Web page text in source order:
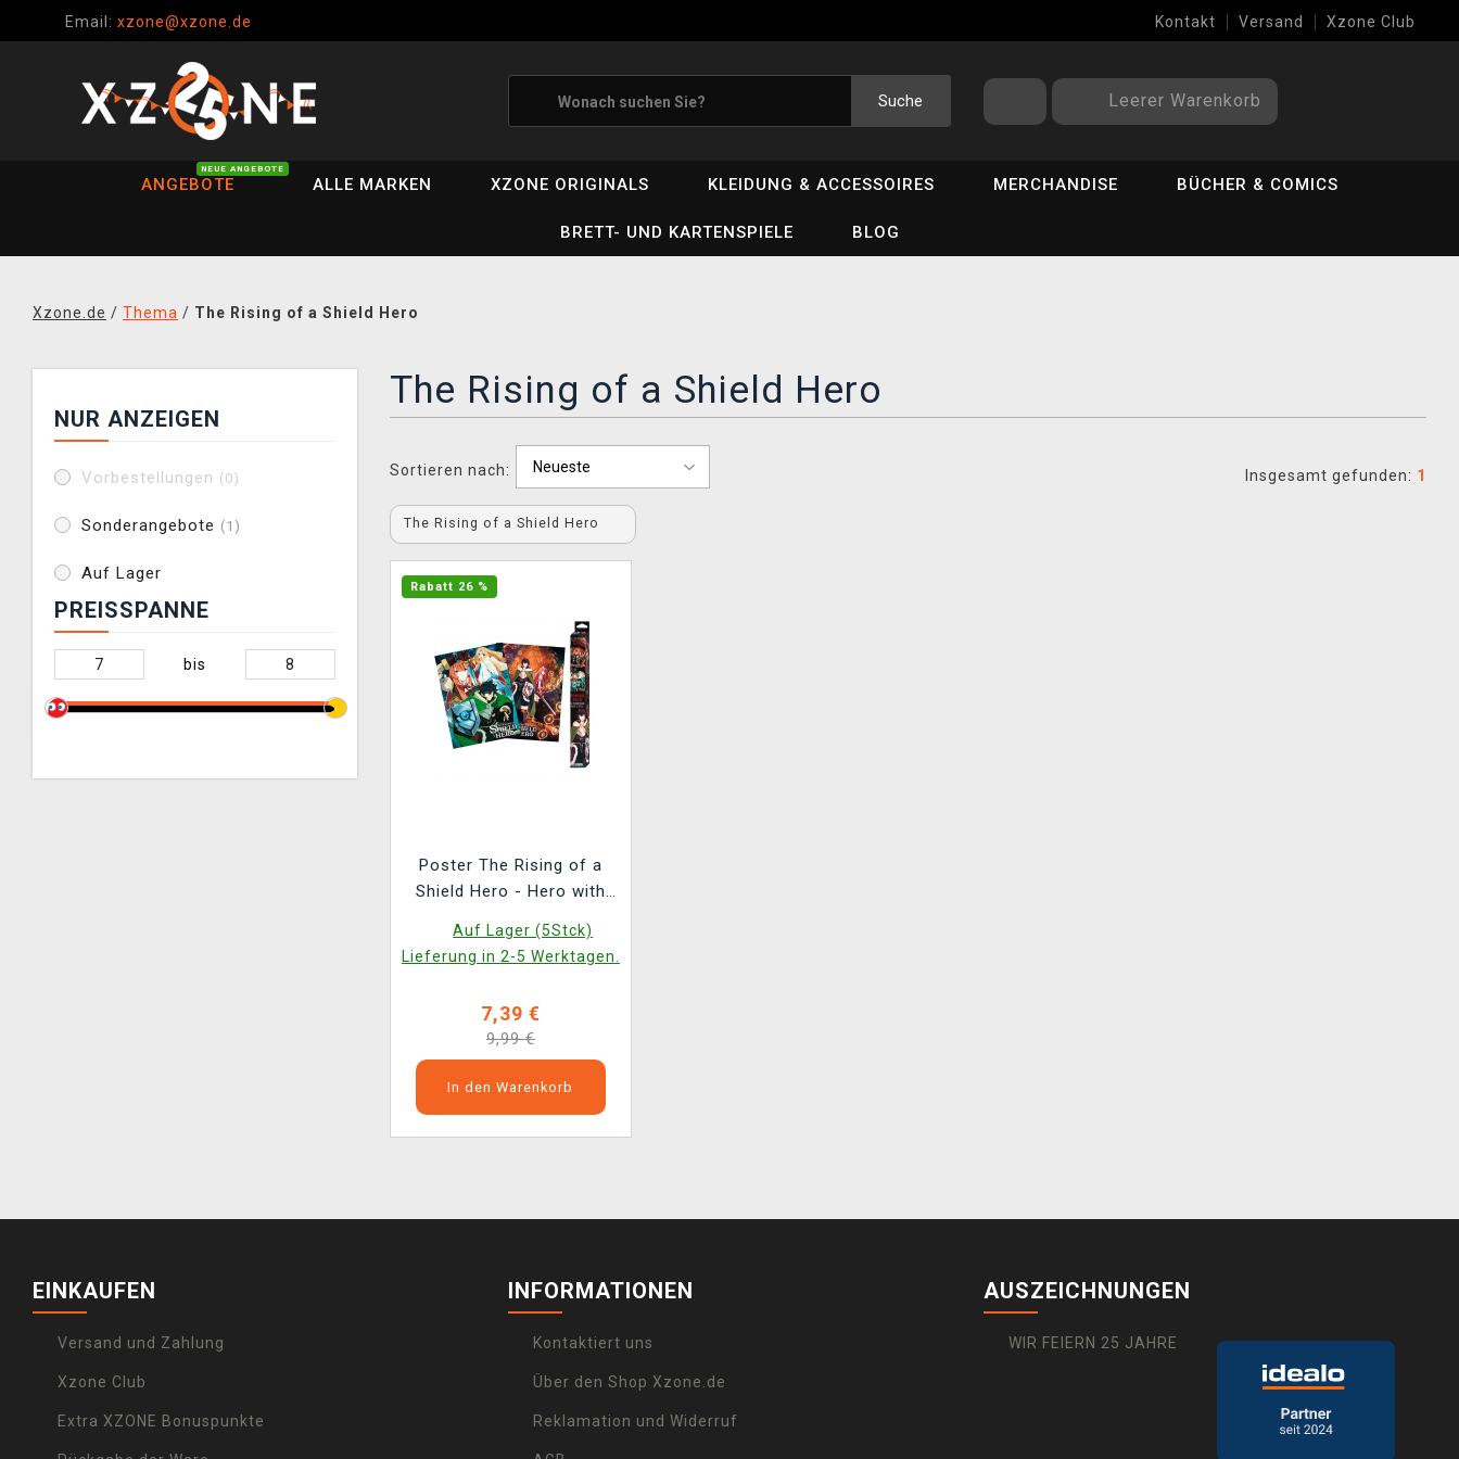
Email: xzone@xzone.de Kontakt Versand Xzone Club
Suche Leerer Warenkorb
ANGEBOTE
NEUE ANGEBOTE
ALLE MARKEN XZONE ORIGINALS KLEIDUNG & ACCESSOIRES MERCHANDISE BÜCHER & COMICS
BRETT- UND KARTENSPIELE BLOG
Xzone.de / Thema / The Rising of a Shield Hero
NUR ANZEIGEN
Vorbestellungen (0)
Sonderangebote (1)
Auf Lager
PREISSPANNE
bis
The Rising of a Shield Hero
Sortieren nach: Insgesamt gefunden: 1
The Rising of a Shield Hero
Rabatt 26 %
Poster The Rising of a
Shield Hero - Hero with
Auf Lager (5Stck)
Lieferung in 2-5 Werktagen.
7,39 €
9,99 €
In den Warenkorb
EINKAUFEN
Versand und Zahlung
Xzone Club
Extra XZONE Bonuspunkte
INFORMATIONEN
Kontaktiert uns
Über den Shop Xzone.de
Reklamation und Widerruf
AUSZEICHNUNGEN
WIR FEIERN 25 JAHRE